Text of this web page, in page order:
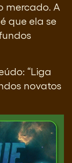
mercado. A
que ela se
“Liga
novatos